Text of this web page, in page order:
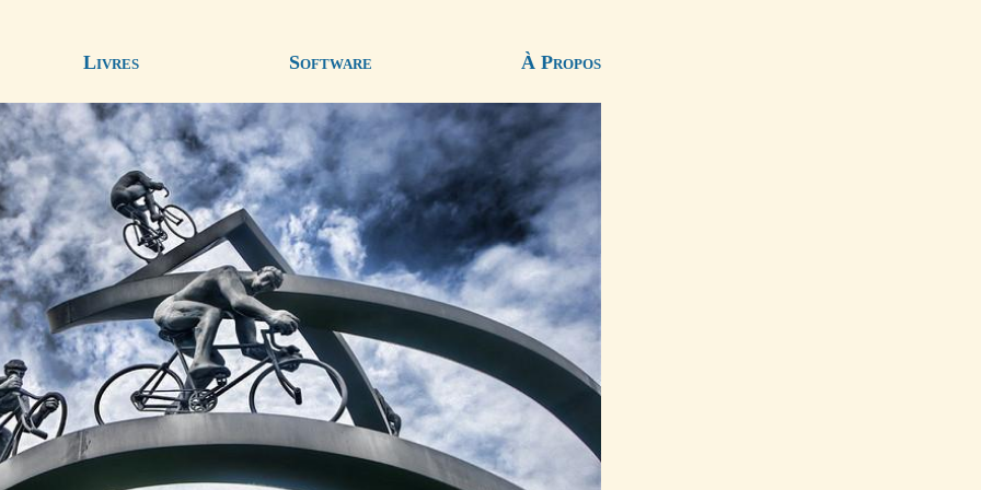
Livres Software À Propos